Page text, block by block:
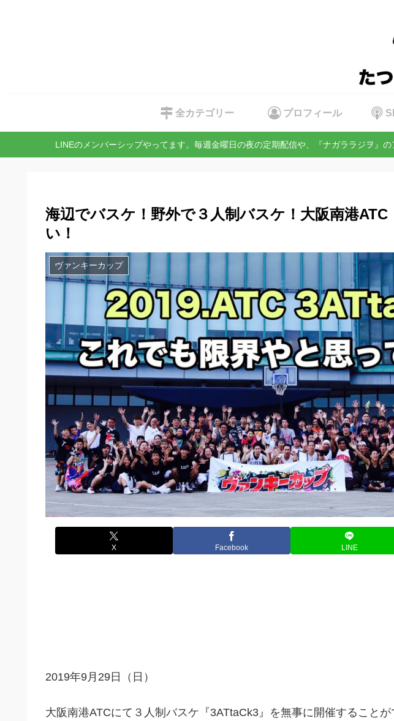
全カテゴリー プロフィール
LINEのメンバーシップやってます。毎週金曜日の夜の定期配信や、『ナガララジヲ』
海辺でバスケ！野外で３人制バスケ！大阪南港ATC
い！
ヴァンキーカップ
X Facebook LINE
2019年9月29日（日）
大阪南港ATCにて３人制バスケ『3ATtaCk3』を無事に開催することが